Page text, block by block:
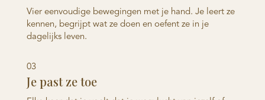
Vier eenvoudige bewegingen met je hand. Je leert ze
kennen, begrijpt wat ze doen en oefent ze in je
dagelijks leven.
03
Je past ze toe